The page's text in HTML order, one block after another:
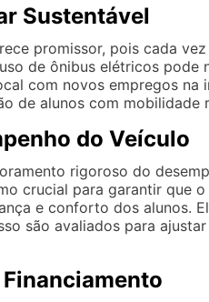
Sustentável
promissor, pois cada
de ônibus elétricos pode
com novos empregos na
de alunos com mobilidade
do Veículo
rigoroso do
crucial para garantir que
e conforto dos alunos.
são avaliados para